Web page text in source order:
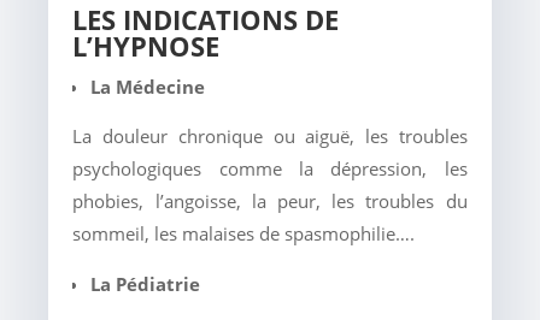
LES INDICATIONS DE
L’HYPNOSE
La Médecine
La douleur chronique ou aiguë, les troubles
psychologiques comme la dépression, les
phobies, l’angoisse, la peur, les troubles du
sommeil, les malaises de spasmophilie….
La Pédiatrie